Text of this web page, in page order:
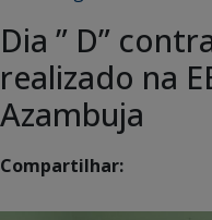
Dia ” D”
realizado na
Azambuja
Compartilhar: